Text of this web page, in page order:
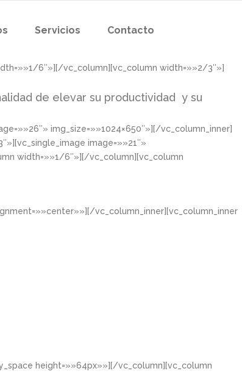
Servicios Contacto
6″»][/vc_column][vc_column width=»»2/3″»]
de elevar su productividad y su
img_size=»»1024×650″»][/vc_column_inner]
image=»»21″»
width=»»1/6″»][/vc_column][vc_column
vc_column_inner][vc_column_inner
height=»»64px»»][/vc_column][vc_column